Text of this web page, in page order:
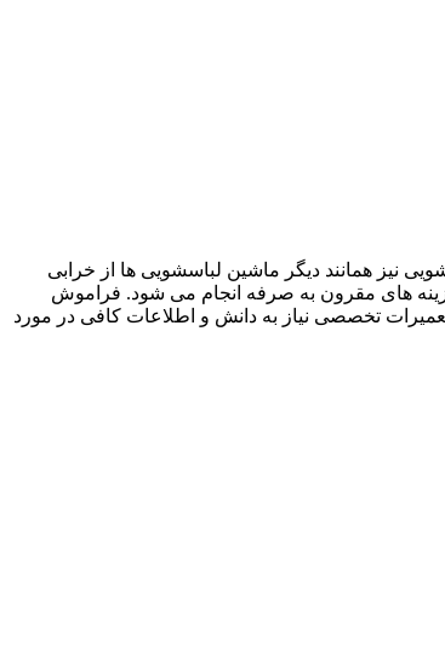
نیز همانند دیگر ماشین لباسشویی ها از خرابی
های مقرون به صرفه انجام می شود. فراموش
تخصصی نیاز به دانش و اطلاعات کافی در مورد